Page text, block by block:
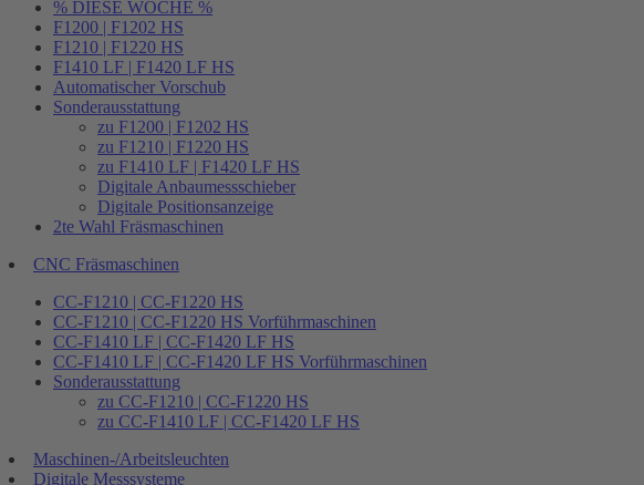
% DIESE WOCHE %
F1200 | F1202 HS
F1210 | F1220 HS
F1410 LF | F1420 LF HS
Automatischer Vorschub
Sonderausstattung
zu F1200 | F1202 HS
zu F1210 | F1220 HS
zu F1410 LF | F1420 LF HS
Digitale Anbaumessschieber
Digitale Positionsanzeige
2te Wahl Fräsmaschinen
CNC Fräsmaschinen
CC-F1210 | CC-F1220 HS
CC-F1210 | CC-F1220 HS Vorführmaschinen
CC-F1410 LF | CC-F1420 LF HS
CC-F1410 LF | CC-F1420 LF HS Vorführmaschinen
Sonderausstattung
zu CC-F1210 | CC-F1220 HS
zu CC-F1410 LF | CC-F1420 LF HS
Maschinen-/Arbeitsleuchten
Digitale Messsysteme